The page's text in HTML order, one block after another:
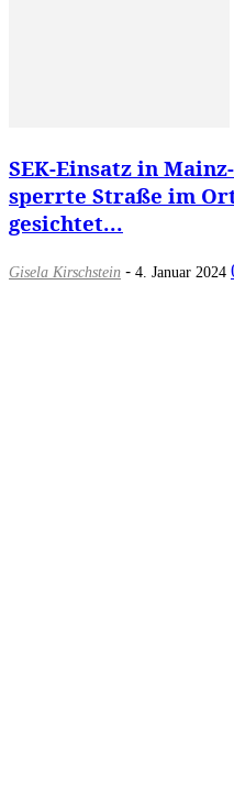
SEK-Einsatz in
sperrte Straße im
gesichtet...
Gisela Kirschstein - 4. Januar 2024